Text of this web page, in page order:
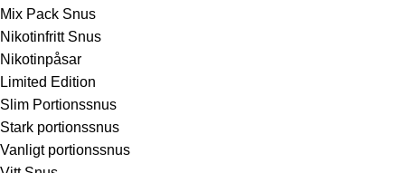
Mix Pack Snus
Nikotinfritt Snus
Nikotinpåsar
Limited Edition
Slim Portionssnus
Stark portionssnus
Vanligt portionssnus